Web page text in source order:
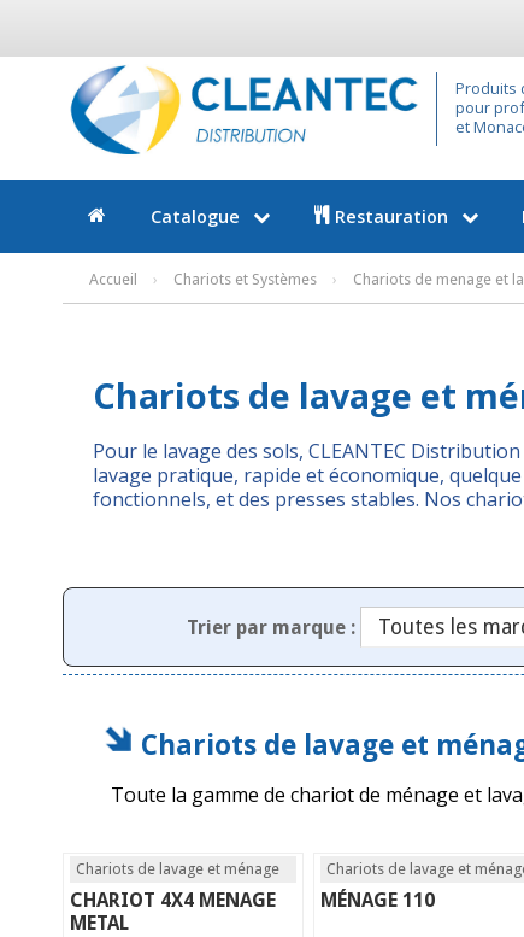
Produits
pour
et
Catalogue Restauration
Accueil › Chariots et Systèmes › Chariots de menage et
Chariots de lavage et
Pour le lavage des sols, CLEANTEC
lavage pratique, rapide et économique,
fonctionnels, et des presses stables. Nos
Trier par marque :
Chariots de lavage et
Toute la gamme de chariot de ménage et
Chariots de lavage et ménage
CHARIOT 4X4 MENAGE
METAL
Chariots de lavage et
MÉNAGE 110